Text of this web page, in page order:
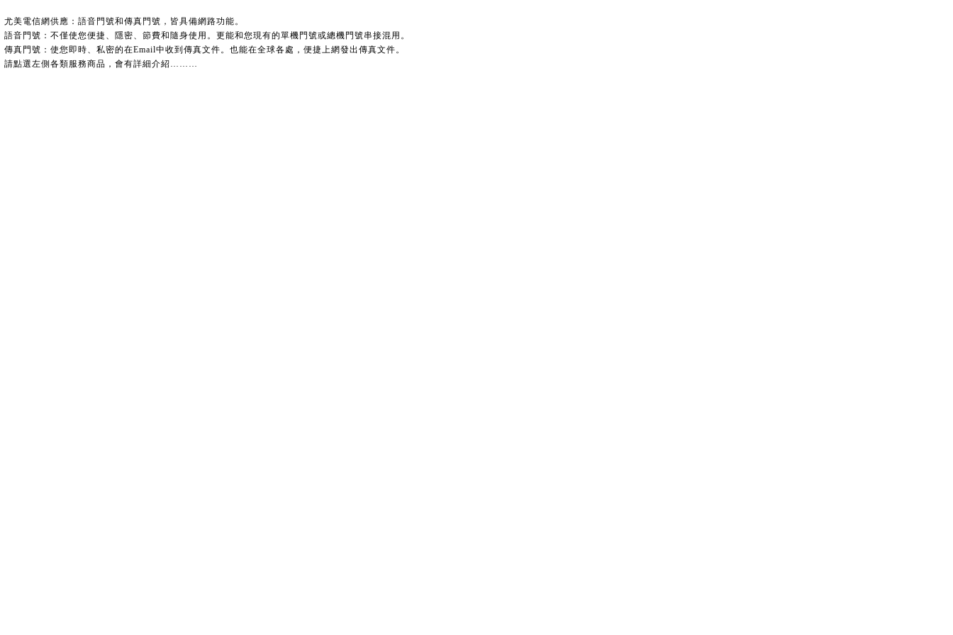
尤美電信網供應：語音門號和傳真門號，皆具備網路功能。
語音門號：不僅使您便捷、隱密、節費和隨身使用。更能和您現有的單機門號或總機門號串接混用。
傳真門號：使您即時、私密的在Email中收到傳真文件。也能在全球各處，便捷上網發出傳真文件。
請點選左側各類服務商品，會有詳細介紹………